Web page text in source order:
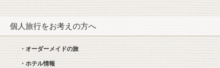
個人旅行をお考えの方へ
・オーダーメイドの旅
・ホテル情報